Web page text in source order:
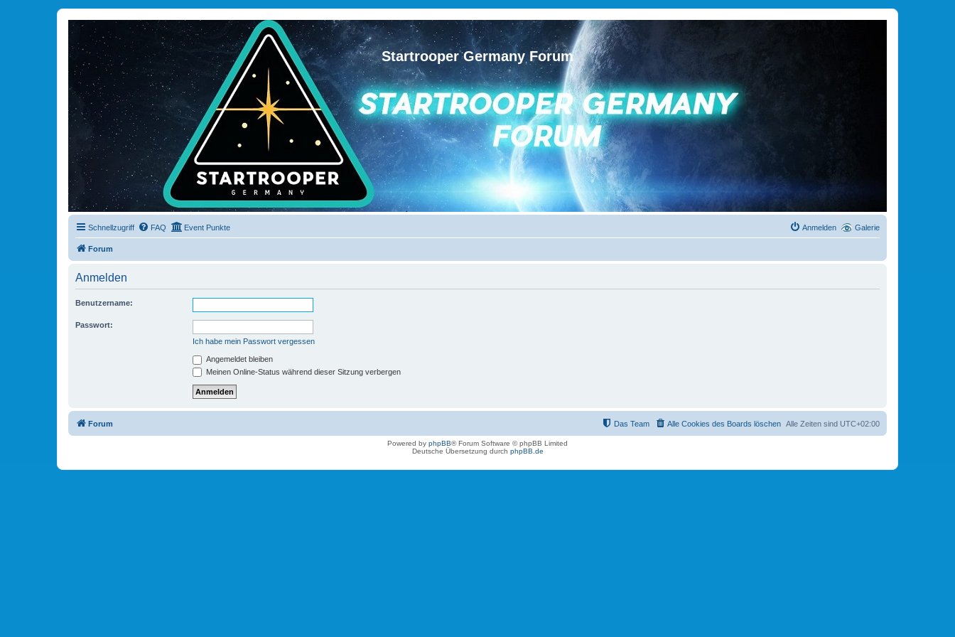
Startrooper Germany Forum
Schnellzugriff Galerie
FAQ Event Punkte Anmelden
Forum
Anmelden
Benutzername:
Passwort:
Ich habe mein Passwort vergessen
Angemeldet bleiben
Meinen Online-Status während dieser Sitzung verbergen
Forum Alle Zeiten sind UTC+02:00
Alle Cookies des Boards löschen
Das Team
Powered by phpBB® Forum Software © phpBB Limited
Deutsche Übersetzung durch phpBB.de